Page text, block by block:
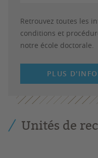
Retrouvez toutes les
conditions et
notre école doctorale.
PLUS
Unités de